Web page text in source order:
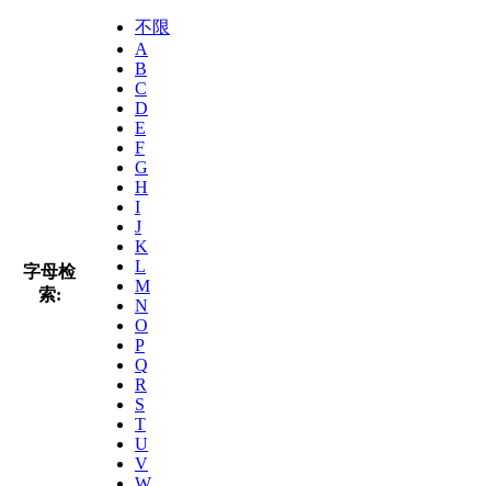
字母检
索:
不限
A
B
C
D
E
F
G
H
I
J
K
L
M
N
O
P
Q
R
S
T
U
V